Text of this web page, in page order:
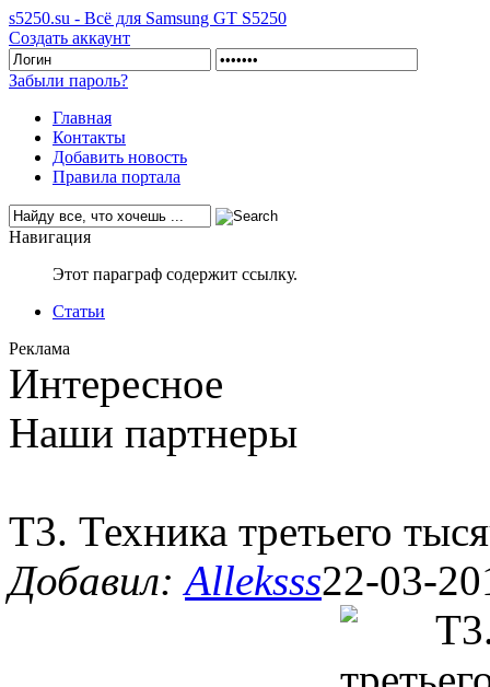
s5250.su - Всё для Samsung GT S5250
Создать аккаунт
Забыли пароль?
Главная
Контакты
Добавить новость
Правила портала
Навигация
Этот параграф содержит ссылку.
Статьи
Реклама
Интересное
Наши партнеры
Т3. Техника третьего
Добавил:Alleksss22-03-